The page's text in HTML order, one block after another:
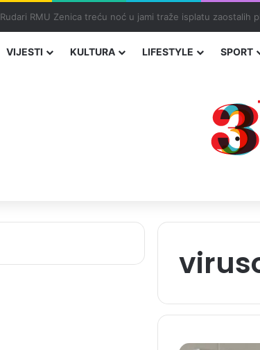
Teška nesreća kod Tomislavgrada: Četiri osobe teško
VIJESTI KULTURA LIFESTYLE SPORT